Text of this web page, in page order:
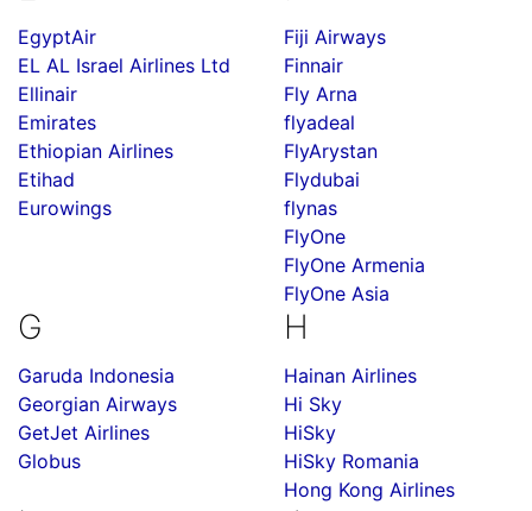
EgyptAir
EL AL Israel Airlines Ltd
Ellinair
Emirates
Ethiopian Airlines
Etihad
Eurowings
Fiji Airways
Finnair
Fly Arna
flyadeal
FlyArystan
Flydubai
flynas
FlyOne
FlyOne Armenia
FlyOne Asia
G
Garuda Indonesia
Georgian Airways
GetJet Airlines
Globus
H
Hainan Airlines
Hi Sky
HiSky
HiSky Romania
Hong Kong Airlines